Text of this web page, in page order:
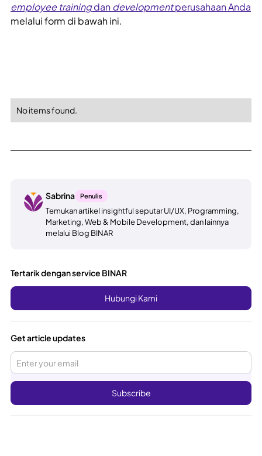
employee trainingdandevelopmentperusahaan Anda
melalui form di bawah ini.
No items found.
Sabrina Penulis
Temukan artikel insightful seputar UI/UX, Programming,
Marketing, Web & Mobile Development, dan lainnya
melalui Blog BINAR
Tertarik dengan service BINAR
Hubungi Kami
Get article updates